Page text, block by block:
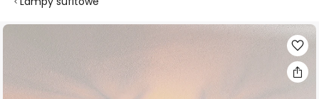
Przejdź
galerii